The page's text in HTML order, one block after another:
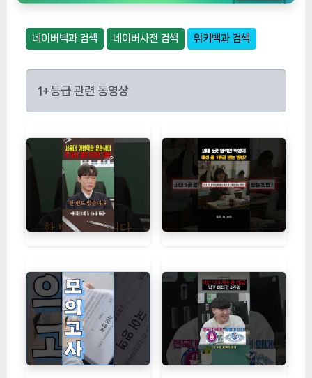
네이버백과 검색 네이버사전 검색 위키백과 검색
1+등급 관련 동영상